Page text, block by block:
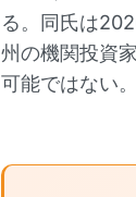
る。同氏は
州の機関投資
可能ではない